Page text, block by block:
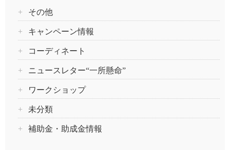
その他
キャンペーン情報
コーディネート
ニュースレター“一所懸命”
ワークショップ
未分類
補助金・助成金情報